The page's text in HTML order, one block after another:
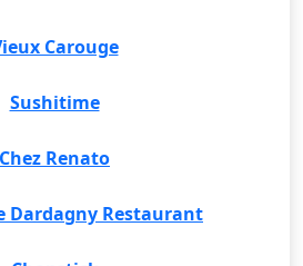
Carouge
Sushitime
Chez Renato
Dardagny Restaurant